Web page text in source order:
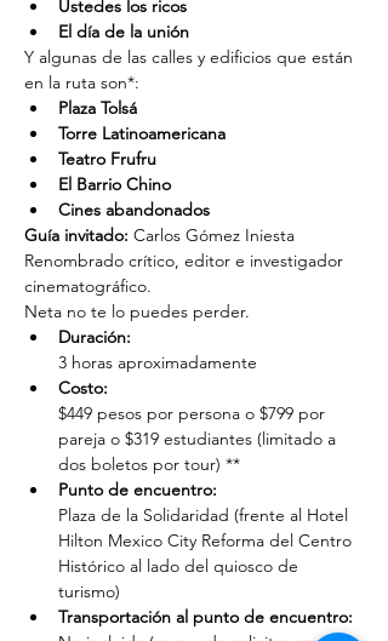
Ustedes los ricos
El día de la unión
Y algunas de las calles y edificios que están
en la ruta son*:
Plaza Tolsá
Torre Latinoamericana
Teatro Frufru
El Barrio Chino
Cines abandonados
Guía invitado: Carlos Gómez Iniesta
Renombrado crítico, editor e investigador
cinematográfico.
Neta no te lo puedes perder.
Duración:
3 horas aproximadamente
Costo:
$449 pesos por persona o $799 por
pareja o $319 estudiantes (limitado a
dos boletos por tour) **
Punto de encuentro:
Plaza de la Solidaridad (frente al Hotel
Hilton Mexico City Reforma del Centro
Histórico al lado del quiosco de
turismo)
Transportación al punto de encuentro: